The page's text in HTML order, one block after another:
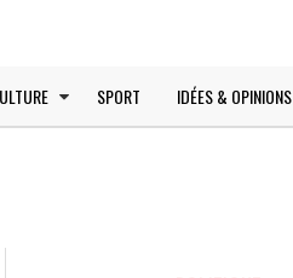
SPORT IDÉES & OPINIONS